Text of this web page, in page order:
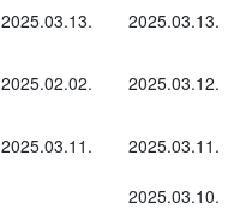
2025.03.13. 2025.03.13.
2025.02.02. 2025.03.12.
2025.03.11.
2025.03.11.
2025.03.10.